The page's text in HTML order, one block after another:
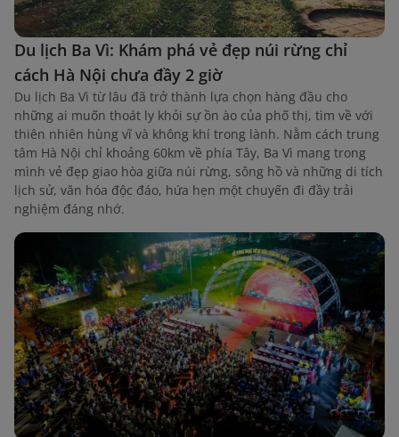
Du lịch Ba Vì: Khám phá vẻ đẹp núi rừng chỉ
cách Hà Nội chưa đầy 2 giờ
Du lịch Ba Vì từ lâu đã trở thành lựa chọn hàng đầu cho
những ai muốn thoát ly khỏi sự ồn ào của phố thị, tìm về với
thiên nhiên hùng vĩ và không khí trong lành. Nằm cách trung
tâm Hà Nội chỉ khoảng 60km về phía Tây, Ba Vì mang trong
mình vẻ đẹp giao hòa giữa núi rừng, sông hồ và những di tích
lịch sử, văn hóa độc đáo, hứa hẹn một chuyến đi đầy trải
nghiệm đáng nhớ.